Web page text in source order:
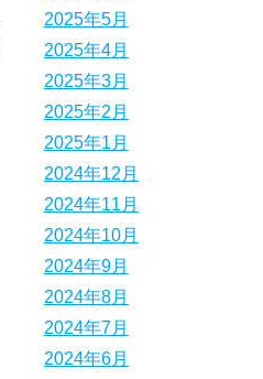
2025年5月
2025年4月
2025年3月
2025年2月
2025年1月
2024年12月
2024年11月
2024年10月
2024年9月
2024年8月
2024年7月
2024年6月